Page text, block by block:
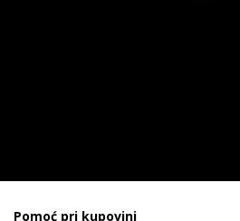
Pomoć pri kupovini